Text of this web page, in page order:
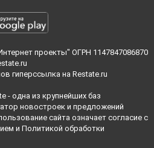
проекты" ОГРН 1147847086870
гиперссылка на Restate.ru
- одна из крупнейших баз
новостроек и предложений
сайта означает согласие с
и Политикой обработки